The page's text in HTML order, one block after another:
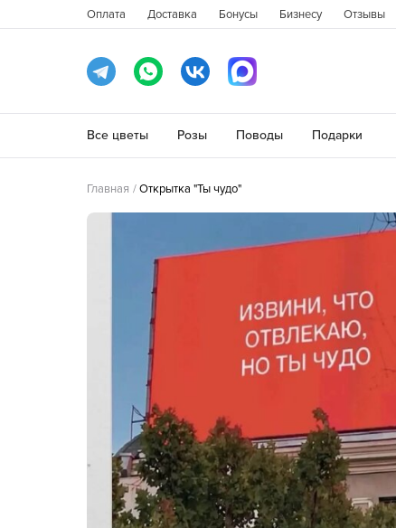
Оплата Доставка Бонусы Бизнесу Отзывы
Все цветы Розы Поводы Подарки
Главная Открытка "Ты чудо"